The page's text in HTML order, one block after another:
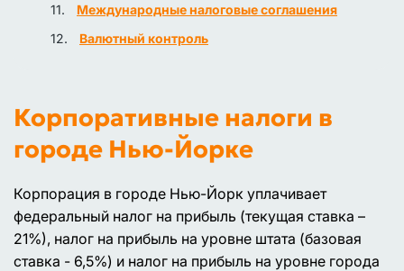
Международные налоговые соглашения
Валютный контроль
Корпоративные налоги в
городе Нью-Йорке
Корпорация в городе Нью-Йорк уплачивает
федеральный налог на прибыль (текущая ставка –
21%), налог на прибыль на уровне штата (базовая
ставка - 6,5%) и налог на прибыль на уровне города